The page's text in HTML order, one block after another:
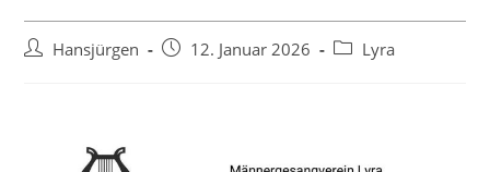
Beitrags-
Hansjürgen
Beitrag12. Januar 2026
Beitrags-
Lyra